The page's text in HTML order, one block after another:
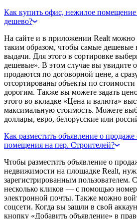
Как купить офис, нежилое помещение
дешево?
На сайте и в приложении Realt можно
таким образом, чтобы самые дешевые
выдачи. Для этого в сортировке
дешевые». В этом случае вы увидите
продаются по договорной цене, а
отсортированы объекты по
дорогим. Также вы можете задать
этого во вкладке «Цена и валюта»
максимальную стоимость. Можете
доллары, евро, белорусские или
Как разместить объявление о
помещения на пер. Строителей?
Чтобы разместить объявление о
недвижимости на площадке Realt,
зарегистрированным пользователем.
несколько кликов — с помощью
электронной почты. Также можно
соцсети. Когда вы зашли в свой
кнопку «Добавить объявление» в